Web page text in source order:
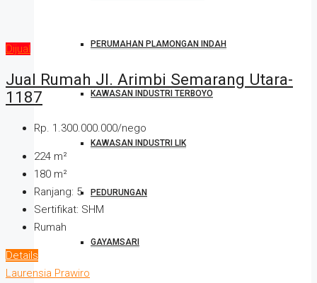
PERUMAHAN PLAMONGAN INDAH
KAWASAN INDUSTRI TERBOYO
KAWASAN INDUSTRI LIK
PEDURUNGAN
GAYAMSARI
Dijual
Jual Rumah Jl. Arimbi Semarang Utara-
1187
Rp. 1.300.000.000/nego
224 m²
180 m²
Ranjang: 5
Sertifikat: SHM
Rumah
Details
Laurensia Prawiro